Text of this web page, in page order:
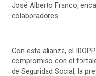
José Alberto Franco,
colaboradores.
Con esta alianza, el
compromiso con el
de Seguridad Social, la